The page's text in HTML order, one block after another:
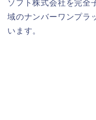
ソフト株式会社を完全
域のナンバーワンプラ
います。